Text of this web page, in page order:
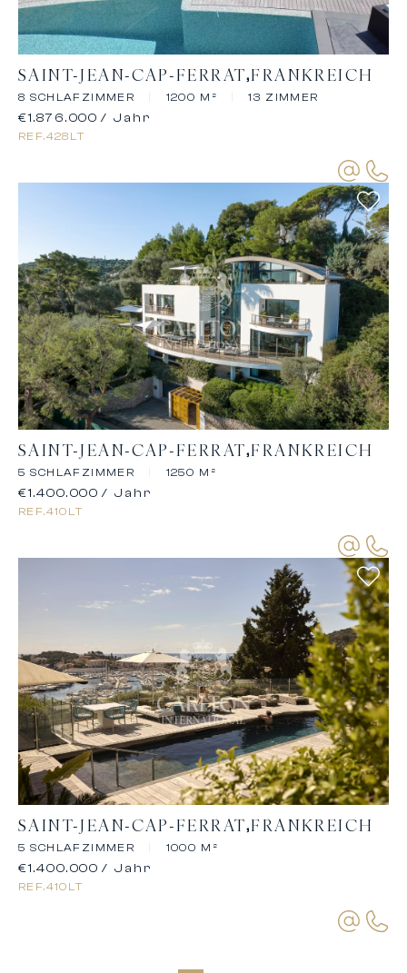
SAINT-JEAN-CAP-FERRAT FRANKREICH
8 SCHLAFZIMMER 1200 M² 13 ZIMMER
REF.428LT
€1.876.000 / Jahr
SAINT-JEAN-CAP-FERRAT FRANKREICH
5 SCHLAFZIMMER 1250 M²
REF.410LT
€1.400.000 / Jahr
SAINT-JEAN-CAP-FERRAT FRANKREICH
5 SCHLAFZIMMER 1000 M²
REF.410LT
€1.400.000 / Jahr